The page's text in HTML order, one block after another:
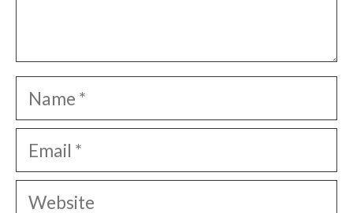
Name
Email
Website